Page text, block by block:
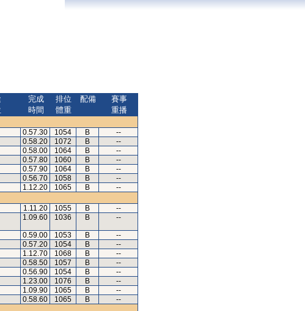
完成
時間
排位
體重
配備
賽事
重播
0.57.30 1054 B
--
0.58.20 1072 B
--
0.58.00 1064 B
--
0.57.80 1060 B
--
0.57.90 1064 B
--
0.56.70 1058 B
--
1.12.20 1065 B
--
1.11.20 1055 B
--
1.09.60 1036 B --
0.59.00 1053 B
--
0.57.20 1054 B
--
1.12.70 1068 B
--
0.58.50 1057 B
--
0.56.90 1054 B
--
1.23.00 1076 B
--
1.09.90 1065 B
--
0.58.60 1065 B
--